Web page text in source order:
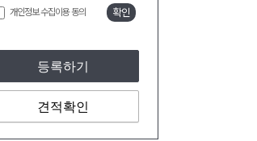
개인정보 수집이용 동의 확인
등록하기
견적확인